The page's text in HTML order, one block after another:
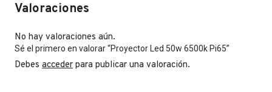
Valoraciones
No hay valoraciones aún.
Sé el primero en valorar “Proyector Led 50w 6500k Pi65”
Debes acceder para publicar una valoración.